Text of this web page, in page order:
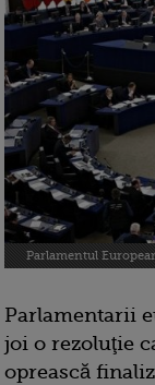
Parlamentul
Parlamentarii
joi o rezoluţie
oprească